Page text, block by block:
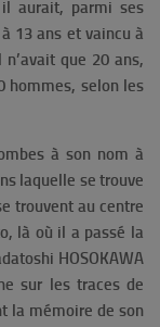
aurait, parmi ses
13 ans et vaincu à
que 20 ans,
hommes, selon les
à son nom à
laquelle se trouve
trouvent au centre
là où il a passé la
HOSOKAWA
sur les traces de
la mémoire de son